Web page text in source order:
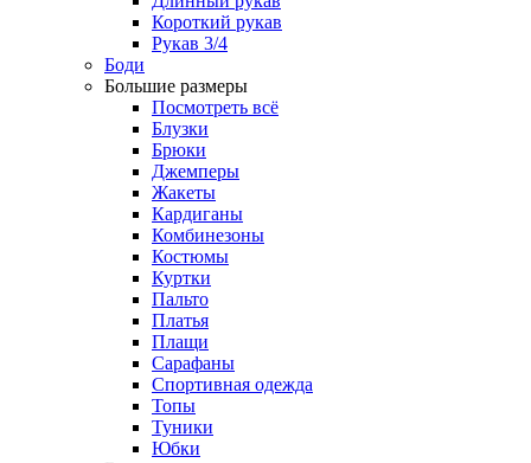
Короткий рукав
Рукав 3/4
Боди
Большие размеры
Посмотреть всё
Блузки
Брюки
Джемперы
Жакеты
Кардиганы
Комбинезоны
Костюмы
Куртки
Пальто
Платья
Плащи
Сарафаны
Спортивная одежда
Топы
Туники
Юбки